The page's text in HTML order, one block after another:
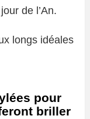
de l’An.
longs idéales
pour
briller